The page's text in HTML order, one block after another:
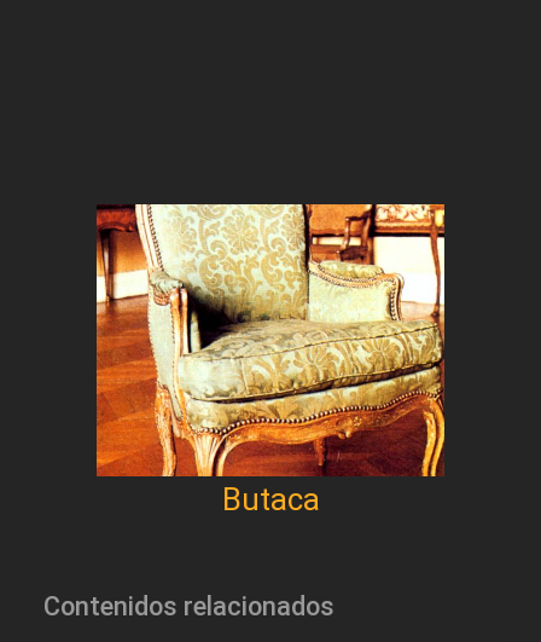
Butaca
Contenidos relacionados